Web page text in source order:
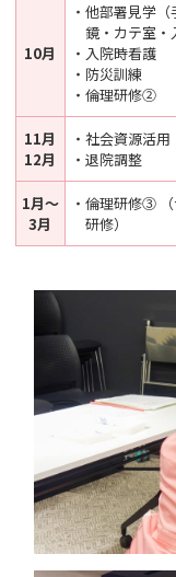
10月
・他部署見学
鏡・カテ室・
・入院時看護
・防災訓練
・倫理研修②
11月
12月
・社会資源活用
・退院調整
1月～
3月
・倫理研修③
研修）